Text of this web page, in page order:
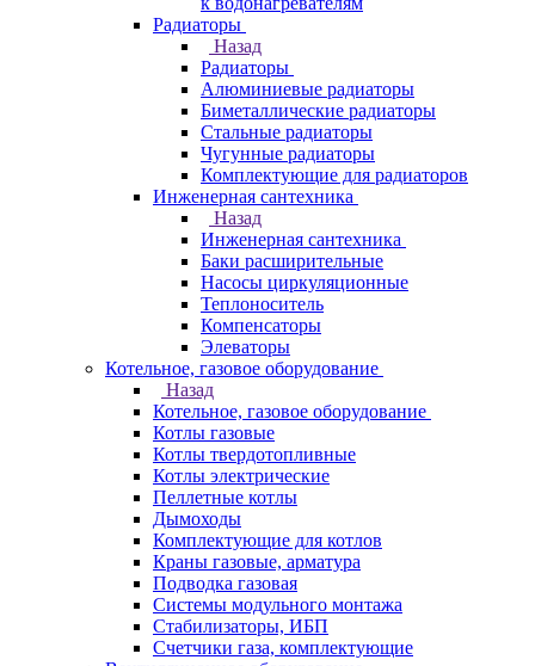
Радиаторы
Назад
Радиаторы
Алюминиевые радиаторы
Биметаллические радиаторы
Стальные радиаторы
Чугунные радиаторы
Комплектующие для радиаторов
Инженерная сантехника
Назад
Инженерная сантехника
Баки расширительные
Насосы циркуляционные
Теплоноситель
Компенсаторы
Элеваторы
Котельное, газовое оборудование
Назад
Котельное, газовое оборудование
Котлы газовые
Котлы твердотопливные
Котлы электрические
Пеллетные котлы
Дымоходы
Комплектующие для котлов
Краны газовые, арматура
Подводка газовая
Системы модульного монтажа
Стабилизаторы, ИБП
Счетчики газа, комплектующие